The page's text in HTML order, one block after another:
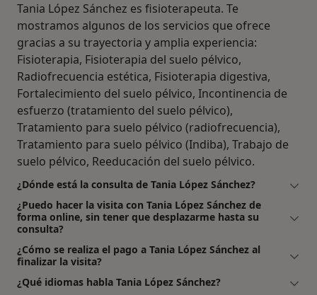
Tania López Sánchez es fisioterapeuta. Te
mostramos algunos de los servicios que ofrece
gracias a su trayectoria y amplia experiencia:
Fisioterapia, Fisioterapia del suelo pélvico,
Radiofrecuencia estética, Fisioterapia digestiva,
Fortalecimiento del suelo pélvico, Incontinencia de
esfuerzo (tratamiento del suelo pélvico),
Tratamiento para suelo pélvico (radiofrecuencia),
Tratamiento para suelo pélvico (Indiba), Trabajo de
suelo pélvico, Reeducación del suelo pélvico.
¿Dónde está la consulta de Tania López Sánchez?
¿Puedo hacer la visita con Tania López Sánchez de
forma online, sin tener que desplazarme hasta su
consulta?
¿Cómo se realiza el pago a Tania López Sánchez al
finalizar la visita?
¿Qué idiomas habla Tania López Sánchez?